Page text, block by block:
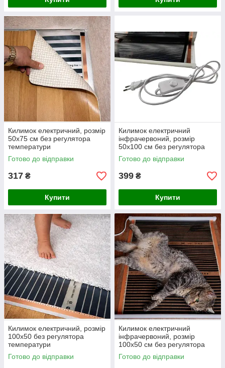
Килимок електричний, розмір
50х75 см без регулятора
температури
Готово до відправки
317 ₴
Купити
Килимок електричний
інфрачервоний, розмір
50х100 см без регулятора
температури
Готово до відправки
399 ₴
Купити
Килимок електричний, розмір
100х50 без регулятора
температури
Готово до відправки
Килимок електричний
інфрачервоний, розмір
100х50 см без регулятора
температури
Готово до відправки